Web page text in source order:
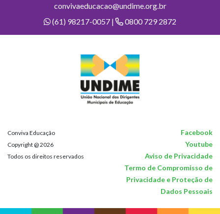
convivaeducacao@undime.org.br
(61) 98217-0057 |
0800 729 2872
Conviva Educação Facebook
Copyright @ 2026 Youtube
Todos os direitos reservados
Aviso de Privacidade
Termo de Compromisso de
Privacidade e Proteção de
Dados Pessoais